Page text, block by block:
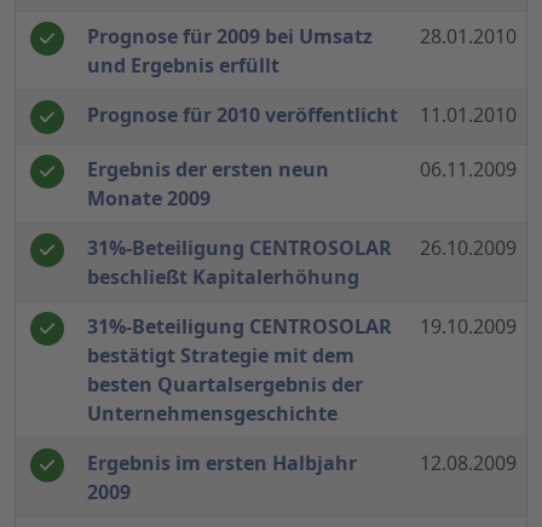
Prognose für 2009 bei Umsatz
und Ergebnis erfüllt
28.01.2010
Prognose für 2010 veröffentlicht 11.01.2010
Ergebnis der ersten neun
Monate 2009
06.11.2009
31%-Beteiligung CENTROSOLAR
beschließt Kapitalerhöhung
26.10.2009
31%-Beteiligung CENTROSOLAR
bestätigt Strategie mit dem
besten Quartalsergebnis der
Unternehmensgeschichte
19.10.2009
Ergebnis im ersten Halbjahr
2009
12.08.2009